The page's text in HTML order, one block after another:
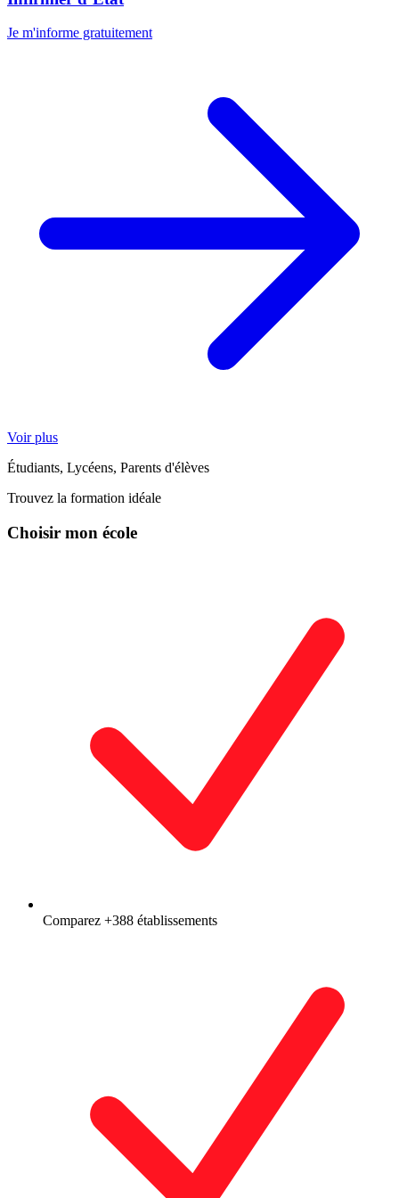
Je m'informe gratuitement
Voir plus
Étudiants, Lycéens, Parents d'élèves
Trouvez la formation idéale
Choisir mon école
Comparez +388 établissements